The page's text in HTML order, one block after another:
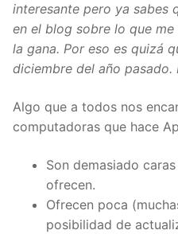
interesante pero ya sabes
en el blog sobre lo que
la gana. Por eso es quizá
diciembre del año pasado.
Algo que a todos nos
computadoras que hace
Son demasiado
ofrecen.
Ofrecen poca
posibilidad de